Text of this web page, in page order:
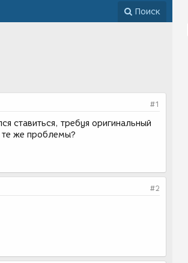
Поиск
#1
ставиться, требуя оригинальный
те же проблемы?
#2